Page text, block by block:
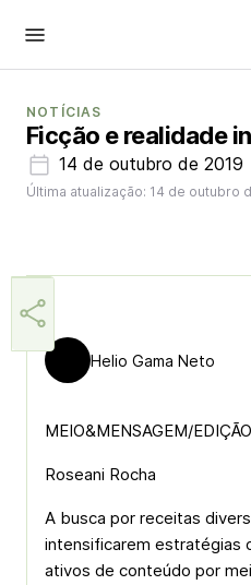
NOTÍCIAS
Ficção e realidade
14 de outubro de 2019
Última atualização: 14 de outubro
Helio Gama Neto
MEIO&MENSAGEM/
Roseani Rocha
A busca por receitas
intensificarem estratégias
ativos de conteúdo por